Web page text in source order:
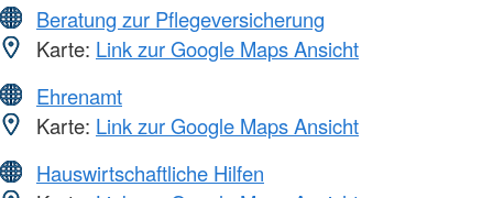
Beratung zur Pflegeversicherung
Karte: Link zur Google Maps Ansicht
Ehrenamt
Karte: Link zur Google Maps Ansicht
Hauswirtschaftliche Hilfen